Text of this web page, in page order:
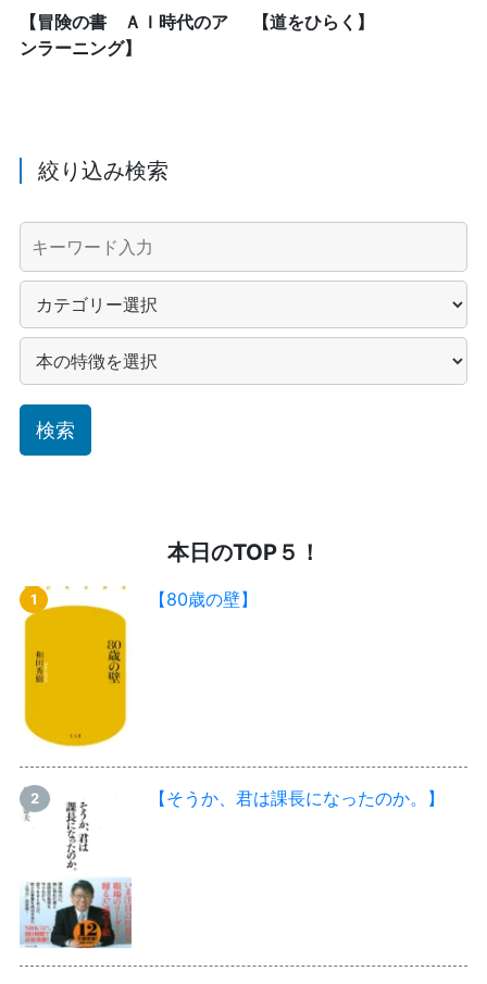
【冒険の書 ＡＩ時代のア
ンラーニング】
【道をひらく】
絞り込み検索
本日のTOP５！
【80歳の壁】
【そうか、君は課長になったのか。】